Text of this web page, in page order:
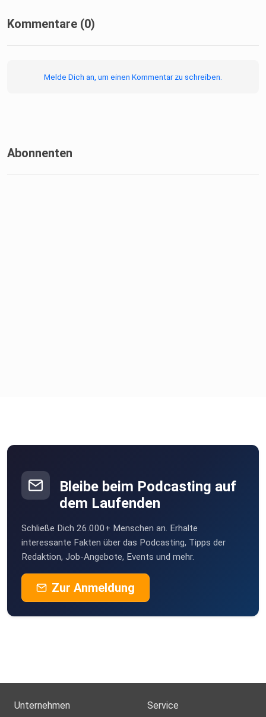
Kommentare (0)
Melde Dich an, um einen Kommentar zu schreiben.
Abonnenten
Bleibe beim Podcasting auf
dem Laufenden
Schließe Dich 26.000+ Menschen an. Erhalte
interessante Fakten über das Podcasting, Tipps der
Redaktion, Job-Angebote, Events und mehr.
Zur Anmeldung
Unternehmen Service